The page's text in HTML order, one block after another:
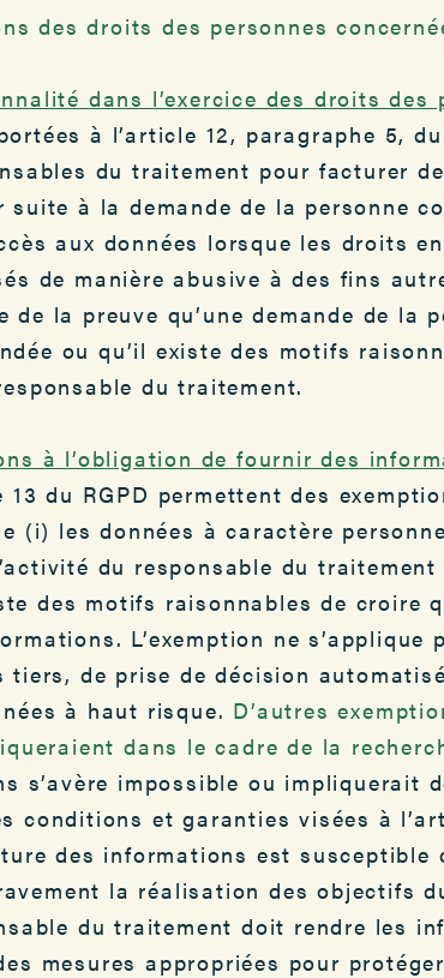
des droits des personnes
dans l’exercice des droits des
à l’article 12, paragraphe 5,
du traitement pour facturer
à la demande de la personne
aux données lorsque les droits
de manière abusive à des fins
la preuve qu’une demande de la
ou qu’il existe des motifs
du traitement.
à l’obligation de fournir des
du RGPD permettent des
(i) les données à caractère
du responsable du traitement
des motifs raisonnables de croire
L’exemption ne s’applique
de prise de décision
à haut risque. D’autres
dans le cadre de la
s’avère impossible ou impliquerait
conditions et garanties visées à
des informations est susceptible
la réalisation des objectifs
du traitement doit rendre les
mesures appropriées pour